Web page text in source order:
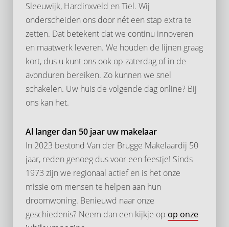
Sleeuwijk, Hardinxveld en Tiel. Wij
onderscheiden ons door nét een stap extra te
zetten. Dat betekent dat we continu innoveren
en maatwerk leveren. We houden de lijnen graag
kort, dus u kunt ons ook op zaterdag of in de
avonduren bereiken. Zo kunnen we snel
schakelen. Uw huis de volgende dag online? Bij
ons kan het.
Al langer dan 50 jaar uw makelaar
In 2023 bestond Van der Brugge Makelaardij 50
jaar, reden genoeg dus voor een feestje! Sinds
1973 zijn we regionaal actief en is het onze
missie om mensen te helpen aan hun
droomwoning. Benieuwd naar onze
geschiedenis? Neem dan een kijkje op op onze